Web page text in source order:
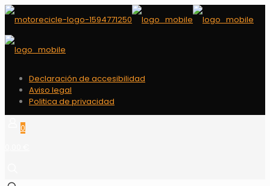
Declaración de accesibilidad
Aviso legal
Politica de privacidad
0